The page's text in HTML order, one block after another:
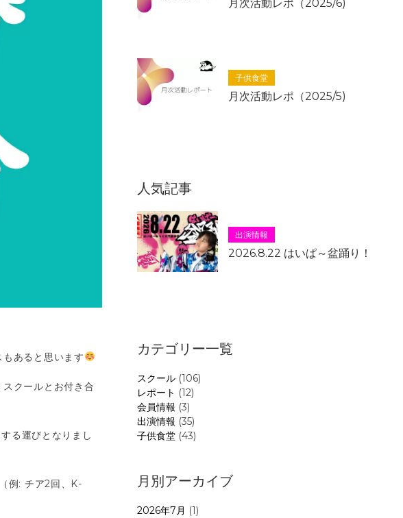
あると思います
クールとお付き合
る運びとなりまし
例: チア2回、K-
月次活動レポ（2025/6)
子供食堂
月次活動レポ（2025/5)
人気記事
出演情報
2026.8.22 はいぱ～盆踊り！
カテゴリー一覧
スクール (106)
レポート (12)
会員情報 (3)
出演情報 (35)
子供食堂 (43)
月別アーカイブ
2026年7月 (1)